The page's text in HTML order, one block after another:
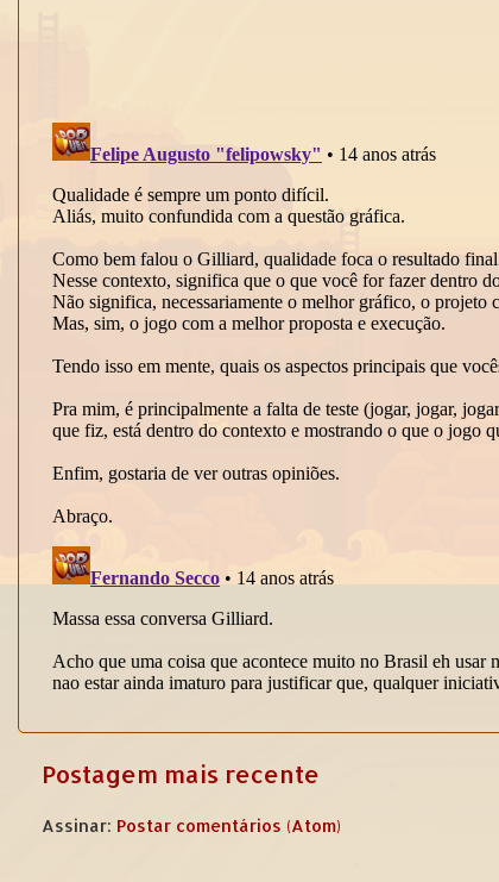
Postagem mais recente
Assinar: Postar comentários (Atom)